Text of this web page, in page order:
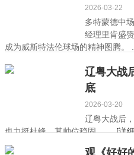
2026-03-22
多特蒙德中
经理里肯盛
成为威斯特法伦球场的精神图腾。
辽粤大战
底
2026-03-20
辽粤大战后
也力挺杜锋，其帅位稳固。 ...[详
观《好好